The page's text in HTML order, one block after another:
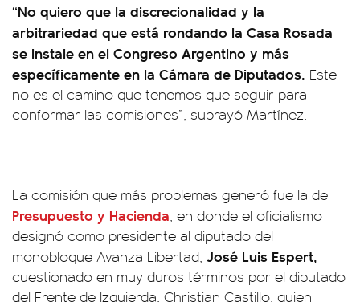
“No quiero que la discrecionalidad y la
arbitrariedad que está rondando la Casa Rosada
se instale en el Congreso Argentino y más
específicamente en la Cámara de Diputados. Este
no es el camino que tenemos que seguir para
conformar las comisiones”, subrayó Martínez.
La comisión que más problemas generó fue la de
Presupuesto y Hacienda, en donde el oficialismo
designó como presidente al diputado del
monobloque Avanza Libertad, José Luis Espert,
cuestionado en muy duros términos por el diputado
del Frente de Izquierda, Christian Castillo, quien